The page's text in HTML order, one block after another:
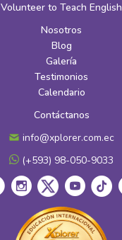
Volunteer to Teach English
Nosotros
Blog
Galería
Testimonios
Calendario
Contáctanos
info@xplorer.com.ec
(+593) 98-050-9033